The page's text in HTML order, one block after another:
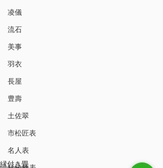
凌儀
流石
美事
羽衣
長屋
豊壽
土佐翠
市松匠表
名人表
縁付き畳